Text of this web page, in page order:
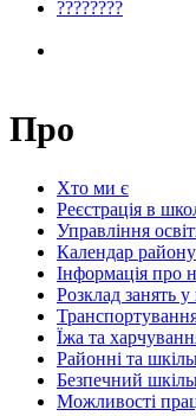
????????
Про
Хто ми є
Реєстрація в
Управління
Календар району
Інформація про
Розклад занять у
Їжа та
Районні та
Безпечний
Можливості